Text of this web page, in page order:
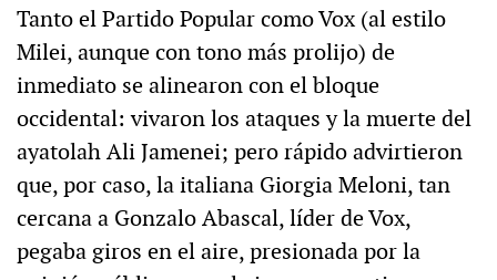
Tanto el Partido Popular como Vox (al estilo
Milei, aunque con tono más prolijo) de
inmediato se alinearon con el bloque
occidental: vivaron los ataques y la muerte del
ayatolah Ali Jamenei; pero rápido advirtieron
que, por caso, la italiana Giorgia Meloni, tan
cercana a Gonzalo Abascal, líder de Vox,
pegaba giros en el aire, presionada por la